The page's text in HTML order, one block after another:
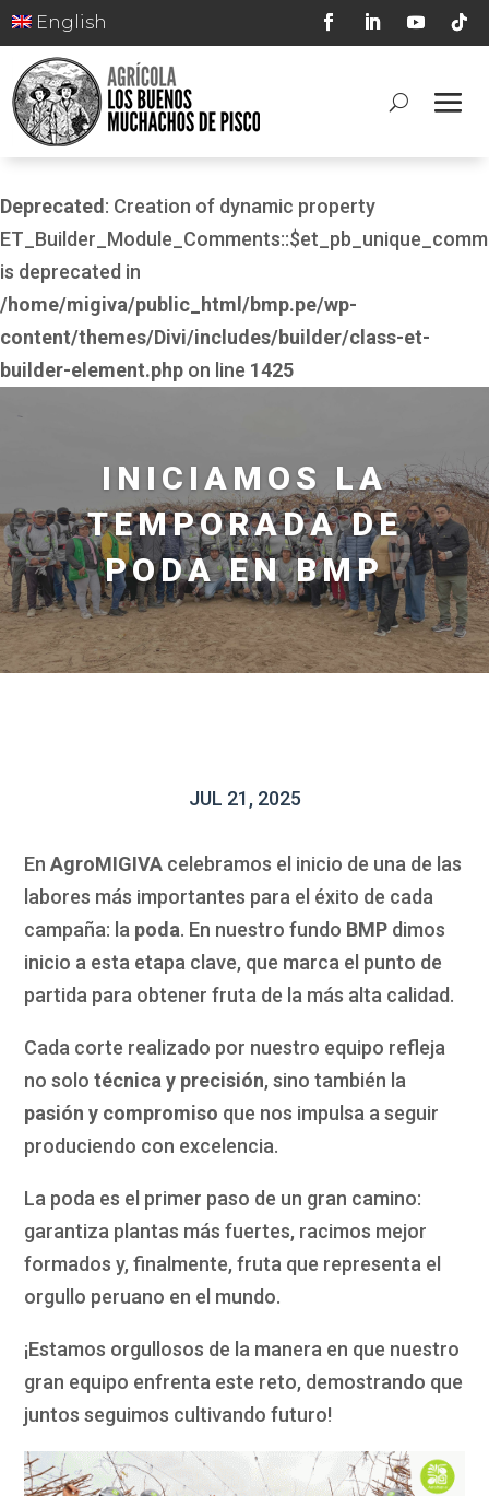
English
Deprecated : Creation of dynamic property
is deprecated in
/home/migiva/public_html/bmp.pe/wp-
content/themes/Divi/includes/builder/class-et-
builder-element.php on line 1425
INICIAMOS LA
TEMPORADA DE
PODA EN BMP
JUL 21, 2025
EnAgroMIGIVA celebramos el inicio de una de las
labores más importantes para el éxito de cada
campaña: la poda. En nuestro fundo BMP dimos
inicio a esta etapa clave, que marca el punto de
partida para obtener fruta de la más alta calidad.
Cada corte realizado por nuestro equipo refleja
no solotécnica y precisión, sino también la
pasión y compromiso que nos impulsa a seguir
produciendo con excelencia.
La poda es el primer paso de un gran camino:
garantiza plantas más fuertes, racimos mejor
formados y, finalmente, fruta que representa el
orgullo peruano en el mundo.
¡Estamos orgullosos de la manera en que nuestro
gran equipo enfrenta este reto, demostrando que
juntos seguimos cultivando futuro!